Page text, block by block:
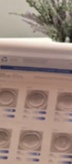
CajamarCaieiras